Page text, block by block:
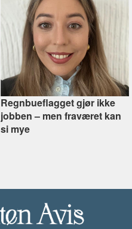
Regnbueflagget gjør ikke
jobben –⁠ men fraværet kan
si mye